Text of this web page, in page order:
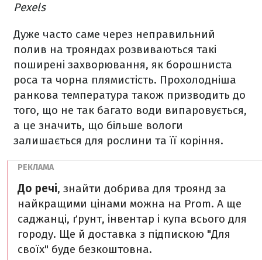
Pexels
Дуже часто саме через неправильний
полив на трояндах розвиваються такі
поширені захворювання, як борошниста
роса та чорна плямистість. Прохолодніша
ранкова температура також призводить до
того, що не так багато води випаровується,
а це значить, що більше вологи
залишається для рослини та її коріння.
До речі, знайти добрива для троянд за
найкращими цінами можна на Prom. А ще
саджанці, ґрунт, інвентар і купа всього для
городу. Ще й доставка з підпискою "Для
своїх" буде безкоштовна.